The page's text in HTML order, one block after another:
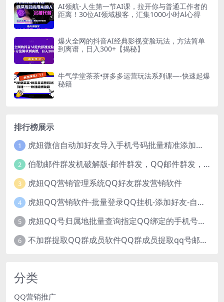
AI领航-人生第一节AI课，拉开你与普通工作者的
距离！30位AI领域极客，汇集1000小时Al心得
爆火全网的抖音AI经典影视变脸玩法，方法简单
到离谱，日入300+【揭秘】
牛气学堂茶茶•拼多多运营玩法系列课—-快速起爆
秘籍
排行榜展示
1 虎妞微信自动加好友导入手机号码批量精准添加客户售营销软件微商工具
2 伯勒邮件群发机破解版-邮件群发，QQ邮件群发，邮件群发软件，伯乐邮件群发工具，邮件群发器
3 虎妞QQ营销管理系统QQ好友群发营销软件
4 虎妞QQ营销软件-批量登录QQ挂机-添加好友-自动加群-群发消息-临时会话
5 虎妞QQ号归属地批量查询指定QQ绑定的手机号软件
6 不加群提取QQ群成员软件QQ群成员提取qq号邮箱软件
分类
QQ营销推广